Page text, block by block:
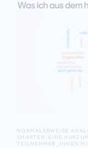
NORMALERWEISE
SMARTER: EINE
TEILNEHMER_INNEN